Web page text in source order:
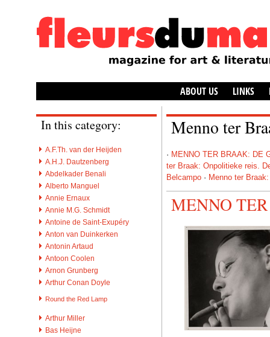
ABOUT US LINKS
In this category:
A.F.Th. van der Heijden
A.H.J. Dautzenberg
Abdelkader Benali
Alberto Manguel
Annie Ernaux
Annie M.G. Schmidt
Antoine de Saint-Exupéry
Anton van Duinkerken
Antonin Artaud
Antoon Coolen
Arnon Grunberg
Arthur Conan Doyle
Round the Red Lamp
Arthur Miller
Bas Heijne
Menno ter
· MENNO TER BRAAK: DE
ter Braak: Onpolitieke reis.
Belcampo · Menno ter
MENNO